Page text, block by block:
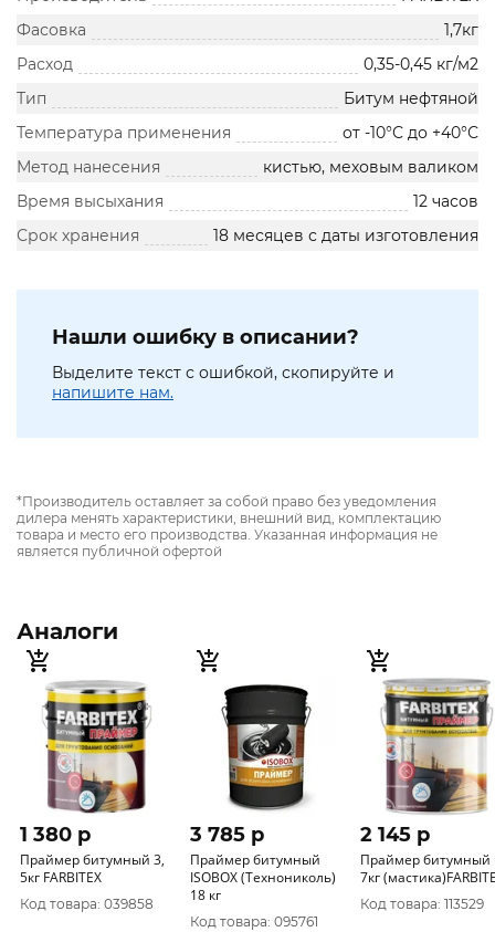
Фасовка
1,7кг
Расход
0,35-0,45 кг/м2
Тип
Битум нефтяной
Температура применения
от -10°С до +40°С
Метод нанесения
кистью, меховым валиком
Время высыхания
12 часов
Срок хранения
18 месяцев с даты изготовления
Нашли ошибку в описании?
Выделите текст с ошибкой, скопируйте и
напишите нам.
*Производитель оставляет за собой право без уведомления
дилера менять характеристики, внешний вид, комплектацию
товара и место его производства. Указанная информация не
является публичной офертой
Аналоги
1 380 p
Праймер битумный 3,
5кг FARBITEX
Код товара: 039858
3 785 p
Праймер битумный
ISOBOX (Технониколь)
18 кг
Код товара: 095761
2 145 p
Праймер битумный
7кг
Код товара: 113529